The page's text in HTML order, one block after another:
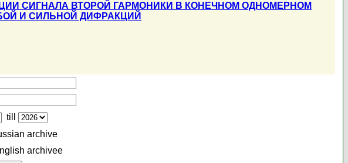
СИГНАЛА ВТОРОЙ ГАРМОНИКИ В КОНЕЧНОМ ОДНОМЕРНОМ
И СИЛЬНОЙ ДИФРАКЦИЙ
till
archive
archiveе